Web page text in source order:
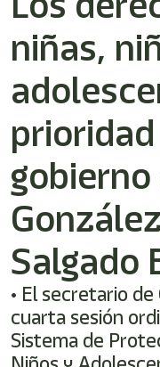
activates
help
you
navigate
interact
with
the
content.
niñas,
Salgado
• El secretario
cuarta sesión
Sistema de